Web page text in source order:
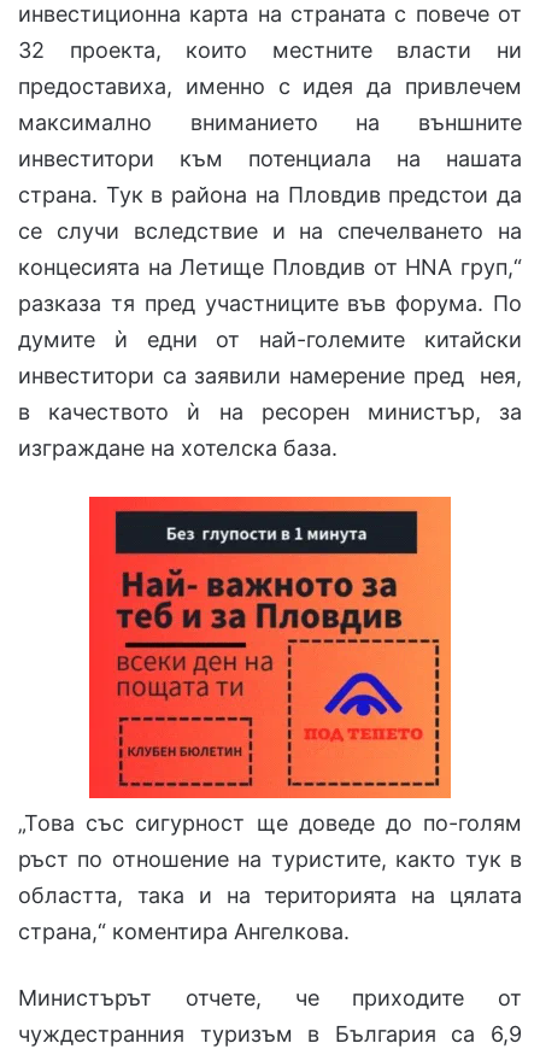
инвестиционна карта на страната с повече от
32 проекта, които местните власти ни
предоставиха, именно с идея да привлечем
максимално вниманието на външните
инвеститори към потенциала на нашата
страна. Тук в района на Пловдив предстои да
се случи вследствие и на спечелването на
концесията на Летище Пловдив от HNA груп,“
разказа тя пред участниците във форума. По
думите ѝ едни от най-големите китайски
инвеститори са заявили намерение пред нея,
в качеството ѝ на ресорен министър, за
изграждане на хотелска база.
„Това със сигурност ще доведе до по-голям
ръст по отношение на туристите, както тук в
областта, така и на територията на цялата
страна,“ коментира Ангелкова.
Министърът отчете, че приходите от
чуждестранния туризъм в България са 6,9